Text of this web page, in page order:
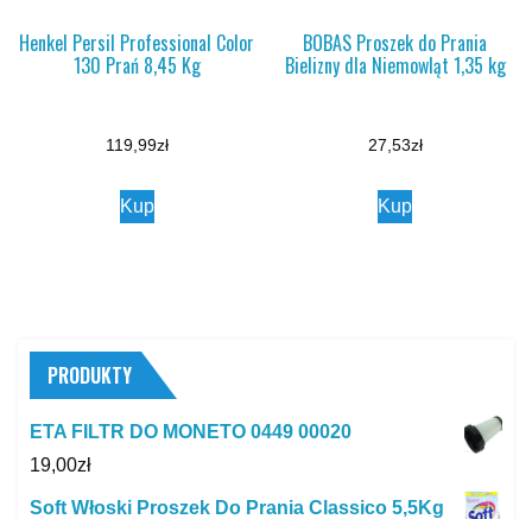
Henkel Persil Professional Color
130 Prań 8,45 Kg
119,99zł
Kup
BOBAS Proszek do Prania
Bielizny dla Niemowląt 1,35 kg
27,53zł
Kup
PRODUKTY
ETA FILTR DO MONETO 0449 00020
19,00zł
Soft Włoski Proszek Do Prania Classico 5,5Kg